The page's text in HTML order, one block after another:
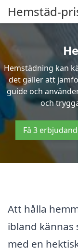
Hemstäd-
Hemstädning kan
det gäller att
guide och
och
Få 3
Att hålla
ibland kännas
med en